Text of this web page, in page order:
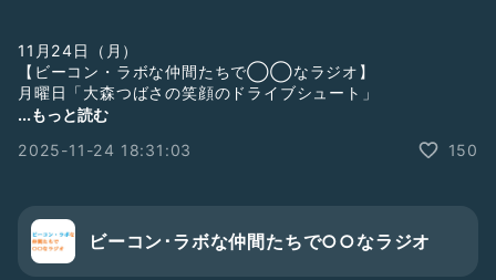
11月24日（月）
【ビーコン・ラボな仲間たちで◯◯なラジオ】
月曜日「大森つばさの笑顔のドライブシュート」
TSM東京スクールオブミュージック&ダンス専門学校
学ぶことがたくさんあったのでとても刺激的な時間でした✨
そして最後に、梅棒さんの「ファイナルジャケット」を観劇さ
...もっと読む
2025-11-24 18:31:03
150
ビーコン･ラボな仲間たちで○○なラジオ